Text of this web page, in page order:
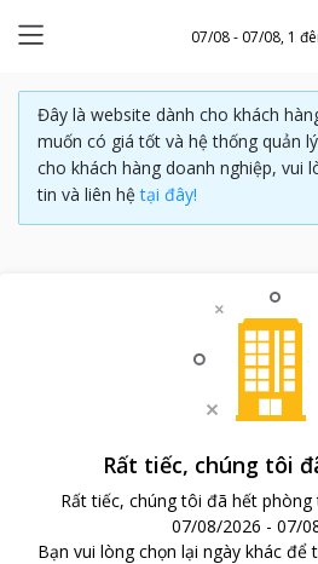
07/08 - 07/08, 1
Đây là website dành cho khách
muốn có giá tốt và hệ thống quản
cho khách hàng doanh nghiệp, vui
tin và liên hệ tại đây!
Rất tiếc, chúng tôi
Rất tiếc, chúng tôi đã hết phòng
07/08/2026 - 07/
Bạn vui lòng chọn lại ngày khác